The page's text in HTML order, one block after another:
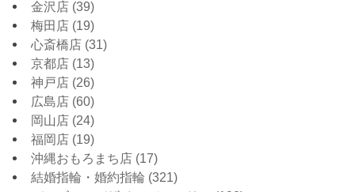
金沢店 (39)
梅田店 (19)
心斎橋店 (31)
京都店 (13)
神戸店 (26)
広島店 (60)
岡山店 (24)
福岡店 (19)
沖縄おもろまち店 (17)
結婚指輪・婚約指輪 (321)